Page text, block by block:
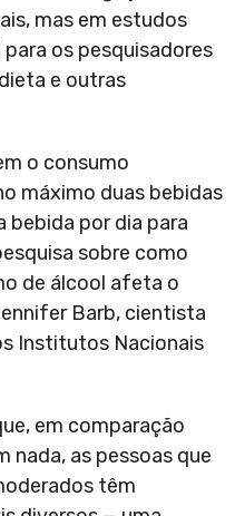
mas em estudos
os pesquisadores
e outras
o consumo
máximo duas bebidas
bebida por dia para
sobre como
de álcool afeta o
Barb, cientista
Institutos Nacionais
em comparação
nada, as pessoas que
têm